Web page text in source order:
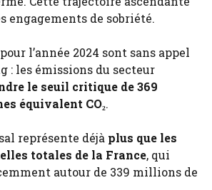
engagements de sobriété.
l’année 2024 sont sans appel
: les émissions du secteur
le seuil critique de 369
équivalent CO₂.
représente déjà plus que les
totales de la France, qui
autour de 339 millions de